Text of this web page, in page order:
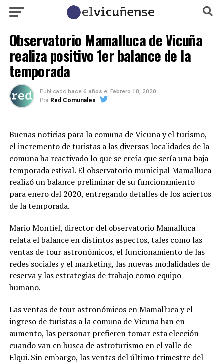
Observatorio Mamalluca de Vicuña
realiza positivo 1er balance de la
temporada
Publicado hace 6 años el Febrero 18, 2020
Por Red Comunales
Buenas noticias para la comuna de Vicuña y el turismo,
el incremento de turistas a las diversas localidades de la
comuna ha reactivado lo que se creía que sería una baja
temporada estival. El observatorio municipal Mamalluca
realizó un balance preliminar de su funcionamiento
para enero del 2020, entregando detalles de los aciertos
de la temporada.
Mario Montiel, director del observatorio Mamalluca
relata el balance en distintos aspectos, tales como las
ventas de tour astronómicos, el funcionamiento de las
redes sociales y el marketing, las nuevas modalidades de
reserva y las estrategias de trabajo como equipo
humano.
Las ventas de tour astronómicos en Mamalluca y el
ingreso de turistas a la comuna de Vicuña han en
aumento, las personar prefieren tomar esta elección
cuando van en busca de astroturismo en el valle de
Elqui. Sin embargo, las ventas del último trimestre del